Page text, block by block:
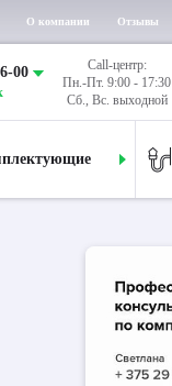
О компании Отзывы
00
Call-центр:
Пн.-Пт. 9:00 - 17:30
Сб., Вс. выходной